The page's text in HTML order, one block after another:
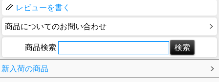
レビューを書く
商品についてのお問い合わせ
商品検索
新入荷の商品